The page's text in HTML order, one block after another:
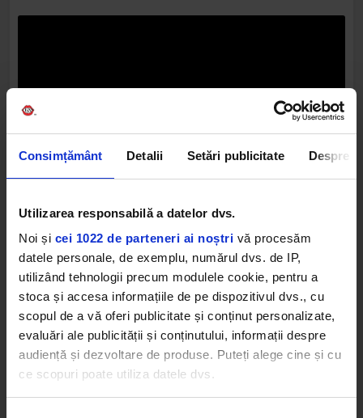
Consimțământ Detalii Setări publicitate Despre
Utilizarea responsabilă a datelor dvs.
Noi și cei 1022 de parteneri ai noștri vă procesăm
datele personale, de exemplu, numărul dvs. de IP,
utilizând tehnologii precum modulele cookie, pentru a
stoca și accesa informațiile de pe dispozitivul dvs., cu
scopul de a vă oferi publicitate și conținut personalizate,
evaluări ale publicității și conținutului, informații despre
audiență și dezvoltare de produse. Puteți alege cine și cu
ce scopuri poate utiliza datele dvs.
cântă piesa se numește Girl In The Year
Above”, explică Genn. „Nu au lansat
absolut nimic până acum. Am cunoscut‑o
pe vocalistă acum vreo doi ani. E coafeză.
Apoi a început să posteze lucruri online.
M‑am hotărât pur și simplu să o
contactez, să văd dacă ar vrea să vină în